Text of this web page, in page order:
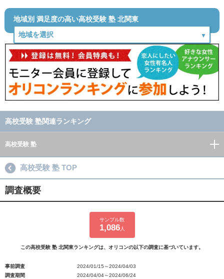
地域別 満足度の高い高校受験 塾 北関東
高校受験 塾関連ランキング
高校受験 塾
高校受験 塾 TOP
調査概要
サンプル数
1,086人
この高校受験 塾 北関東ランキングは、オリコンの以下の調査に基づいています。
事前調査
2024/01/15～2024/04/03
調査期間
2024/04/04～2024/06/24